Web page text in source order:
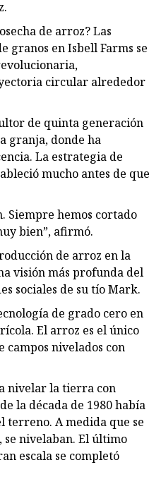
de arroz? Las
granos en Isbell Farms se
circular alrededor
de quinta generación
granja, donde ha
La estrategia de
mucho antes de que
Siempre hemos cortado
bien”, afirmó.
de arroz en la
visión más profunda del
sociales de su tío Mark.
de grado cero en
El arroz es el único
campos nivelados con
nivelar la tierra con
la década de 1980 había
A medida que se
nivelaban. El último
escala se completó